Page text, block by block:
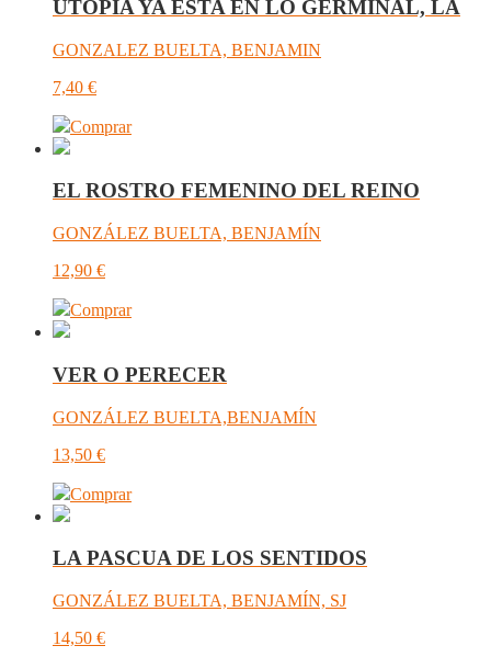
UTOPIA YA ESTA EN LO GERMINAL, LA
GONZALEZ BUELTA, BENJAMIN
7,40 €
Comprar
EL ROSTRO FEMENINO DEL REINO
GONZÁLEZ BUELTA, BENJAMÍN
12,90 €
Comprar
VER O PERECER
GONZÁLEZ BUELTA,BENJAMÍN
13,50 €
Comprar
LA PASCUA DE LOS SENTIDOS
GONZÁLEZ BUELTA, BENJAMÍN, SJ
14,50 €